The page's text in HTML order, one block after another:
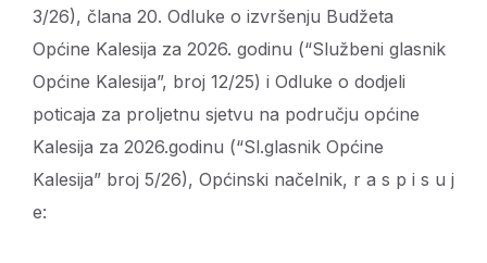
3/26), člana 20. Odluke o izvršenju Budžeta
Općine Kalesija za 2026. godinu (“Službeni glasnik
Općine Kalesija”, broj 12/25) i Odluke o dodjeli
poticaja za proljetnu sjetvu na području općine
Kalesija za 2026.godinu (“Sl.glasnik Općine
Kalesija” broj 5/26), Općinski načelnik, r a s p i s u j
e: